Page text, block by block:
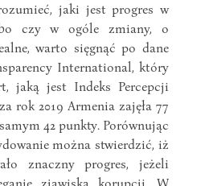
jaki jest progres w
czy w ogóle zmiany, o
warto sięgnąć po dane
International, który
jaką jest Indeks Percepcji
rok 2019 Armenia zajęła 77
42 punkty. Porównując
można stwierdzić, iż
znaczny progres, jeżeli